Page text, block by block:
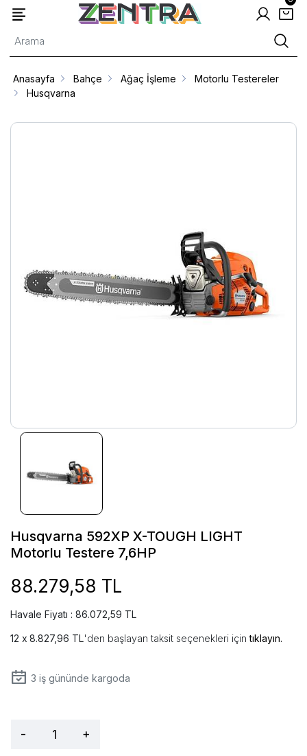
Anasayfa Bahçe Ağaç İşleme
Motorlu Testereler
Husqvarna
Husqvarna 592XP X-TOUGH LIGHT
Motorlu Testere 7,6HP
88.279,58 TL
Havale Fiyatı : 86.072,59 TL
8.827,96 TL'den başlayan taksit seçenekleri içintıklayın.
3 iş gününde kargoda
- +